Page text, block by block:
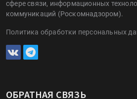
сфере связи, информационных
коммуникаций (Роскомнадзором).
Политика обработки персональных
ОБРАТНАЯ СВЯЗЬ